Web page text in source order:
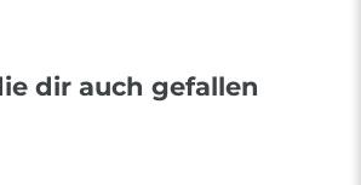
dir auch gefallen